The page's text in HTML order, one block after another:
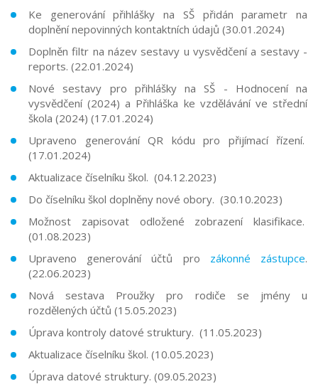
Ke generování přihlášky na SŠ přidán parametr na
doplnění nepovinných kontaktních údajů (30.01.2024)
Doplněn filtr na název sestavy u vysvědčení a sestavy -
reports. (22.01.2024)
Nové sestavy pro přihlášky na SŠ - Hodnocení na
vysvědčení (2024) a Přihláška ke vzdělávání ve střední
škola (2024) (17.01.2024)
Upraveno generování QR kódu pro přijímací řízení.
(17.01.2024)
Aktualizace číselníku škol. (04.12.2023)
Do číselníku škol doplněny nové obory. (30.10.2023)
Možnost zapisovat odložené zobrazení klasifikace.
(01.08.2023)
Upraveno generování účtů pro zákonné zástupce.
(22.06.2023)
Nová sestava Proužky pro rodiče se jmény u
rozdělených účtů (15.05.2023)
Úprava kontroly datové struktury. (11.05.2023)
Aktualizace číselníku škol. (10.05.2023)
Úprava datové struktury. (09.05.2023)